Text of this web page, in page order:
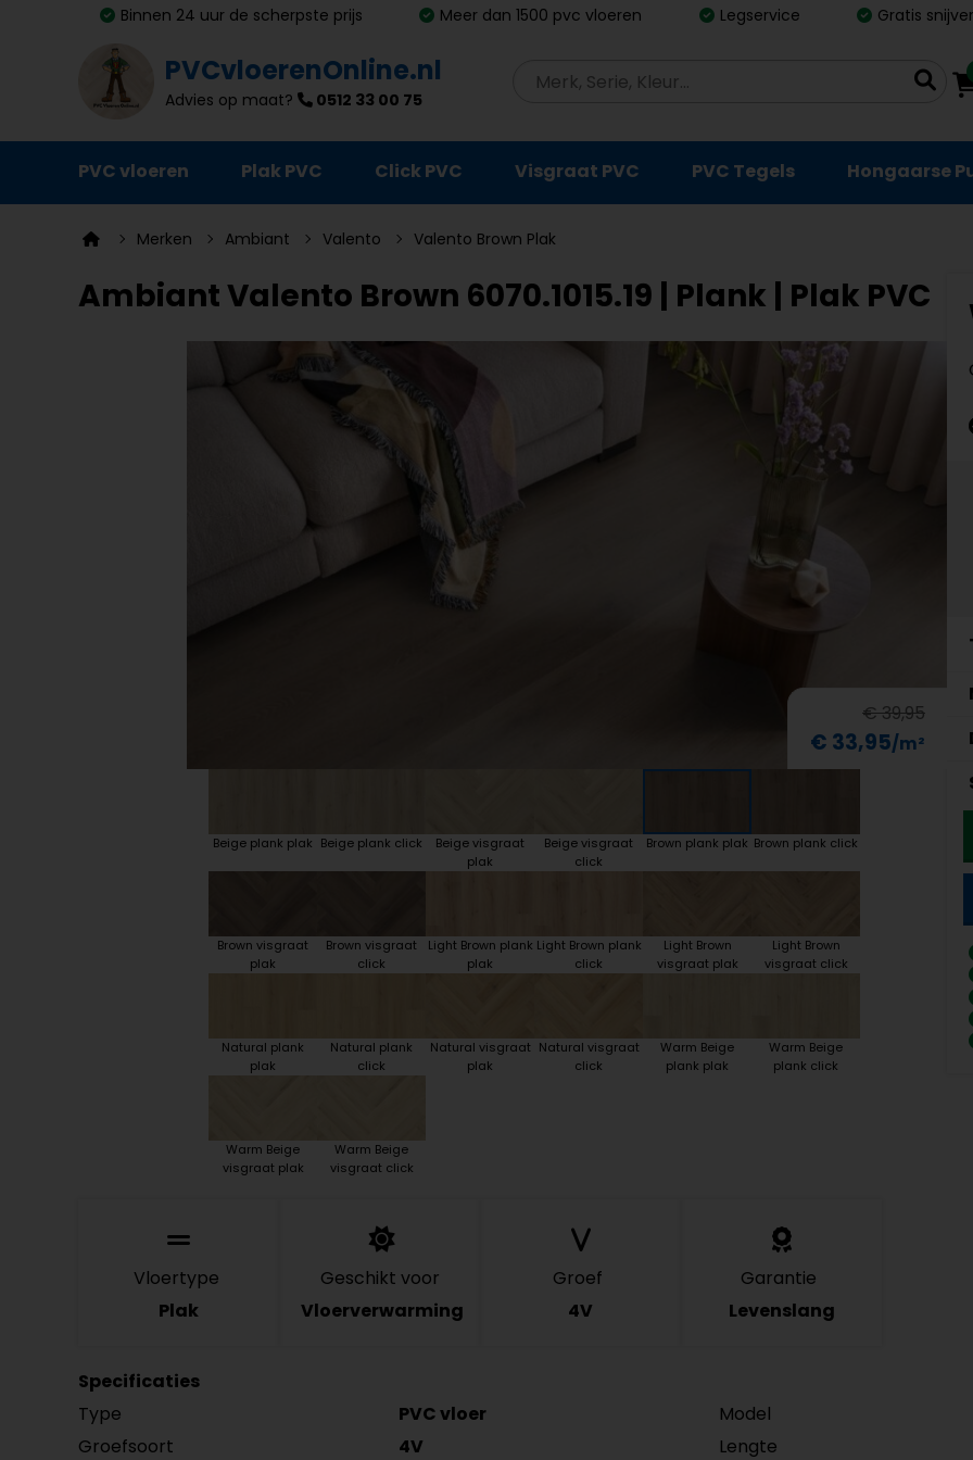
Binnen 24 uur de scherpste prijs Meer dan 1500 pvc vloeren Legservice Gratis
PVCvloerenOnline.nl
Advies op maat? 0512 33 00 75
PVC vloeren Plak PVC Click PVC Visgraat PVC PVC Tegels Hongaarse
Ondervloeren
Plinten
Lijm, primer en egalisatie
Schoonmaak en onderhoud
Merken Ambiant Valento Valento Brown Plak
Ambiant Valento Brown 6070.1015.19 | Plank | Plak PVC
€ 39,95
€ 33,95
Beige plank plak Beige plank click
Beige visgraat
plak
Beige visgraat
click
Brown plank plak Brown plank click
Brown visgraat
plak
Brown visgraat
click
Light Brown plank
plak
Light Brown plank
click
Light Brown
visgraat plak
Light Brown
visgraat click
Natural plank
plak
Natural plank
click
Natural visgraat
plak
Natural visgraat
click
Warm Beige
plank plak
Warm Beige
plank click
Warm Beige
visgraat plak
Warm Beige
visgraat click
Vloertype
Plak
Geschikt voor
Vloerverwarming
Groef
4V
Garantie
Levenslang
Specificaties
Type
PVC vloer Model
Groefsoort
4V Lengte